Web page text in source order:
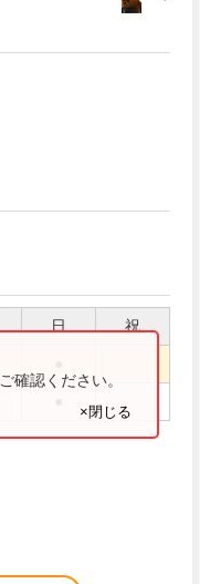
日 祝
確認ください。
×閉じる